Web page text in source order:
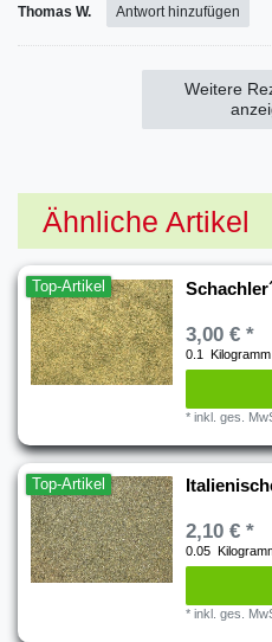
Thomas W. Antwort hinzufügen
Weitere
Ähnliche Artikel
Top-Artikel
3,00 € *
0.1 Kilogramm
*inkl. ges.
Top-Artikel
2,10 € *
0.05
*inkl. ges.